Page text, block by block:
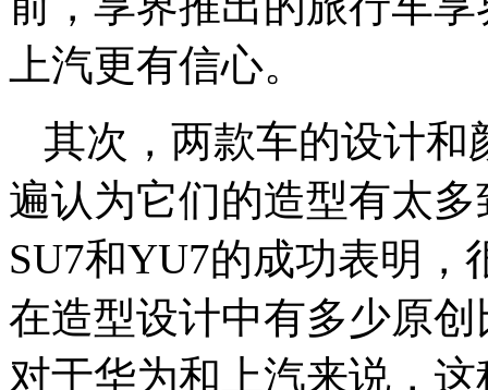
上汽更有信心。
其次，两款车的设计和
遍认为它们的造型有太
SU7和YU7的成功表明
在造型设计中有多少原
对于华为和上汽来说，